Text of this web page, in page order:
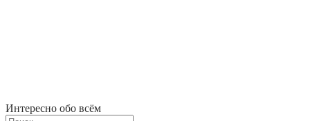
Интересно обо всём